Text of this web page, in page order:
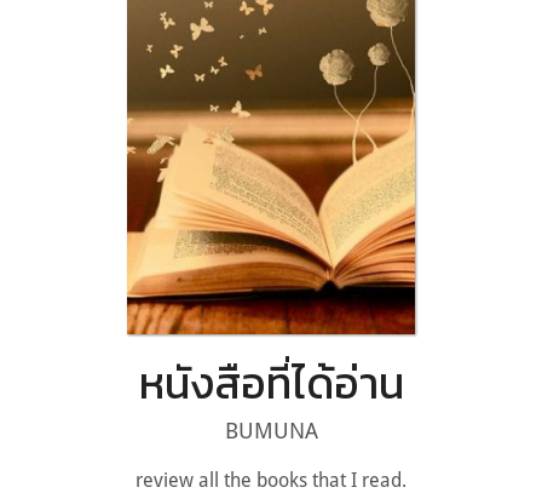
หนังสือที่ได้อ่าน
BUMUNA
review all the books that I read.